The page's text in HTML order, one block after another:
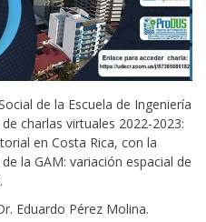
de la Escuela de Ingeniería
charlas virtuales 2022-2023:
en Costa Rica, con la
la GAM: variación espacial de
Eduardo Pérez Molina.